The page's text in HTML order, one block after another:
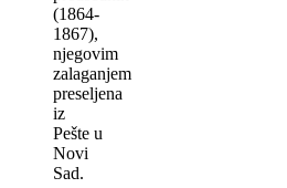
(1864-
1867),
njegovim
zalaganjem
preselјena
iz
Pešte u
Novi
Sad.